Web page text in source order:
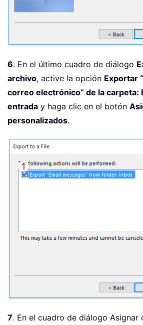
6. En el último cuadro de diálogo
archivo, active la opción Exportar
correo electrónico” de la carpeta:
entrada y haga clic en el botón
personalizados.
7. En el cuadro de diálogo Asignar